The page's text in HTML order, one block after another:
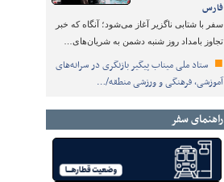
فارس
سفر با شتابی ناگزیر آغاز می‌شود؛ آنگاه که خبر
تجاوز بامداد روز شنبه دشمن به شریان‌های…
ستاد ملی میناب پیگیر بازنگری در سرانه‌های
آموزشی، فرهنگی و ورزشی منطقه/…
راهنمای سفر